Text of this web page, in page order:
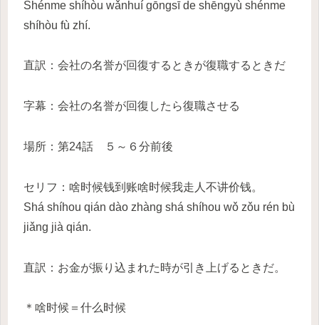
Shénme shíhòu wǎnhuí gōngsī de shēngyù shénme
shíhòu fù zhí.
直訳：会社の名誉が回復するときが復職するときだ
字幕：会社の名誉が回復したら復職させる
場所：第24話 ５～６分前後
セリフ：啥时候钱到账啥时候我走人不讲价钱。
Shá shíhou qián dào zhàng shá shíhou wǒ zǒu rén bù
jiǎng jià qián.
直訳：お金が振り込まれた時が引き上げるときだ。
＊啥时候＝什么时候